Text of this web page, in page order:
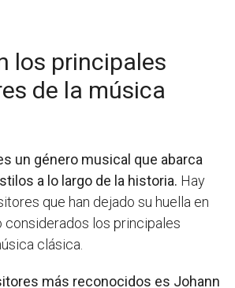
los principales
de la música
un género musical que abarca
a lo largo de la historia. Hay
que han dejado su huella en
considerados los principales
clásica.
más reconocidos es Johann